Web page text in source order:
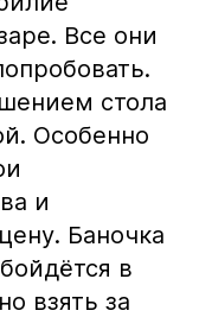
Все они
стола
Особенно
и
Баночка
в
взять за